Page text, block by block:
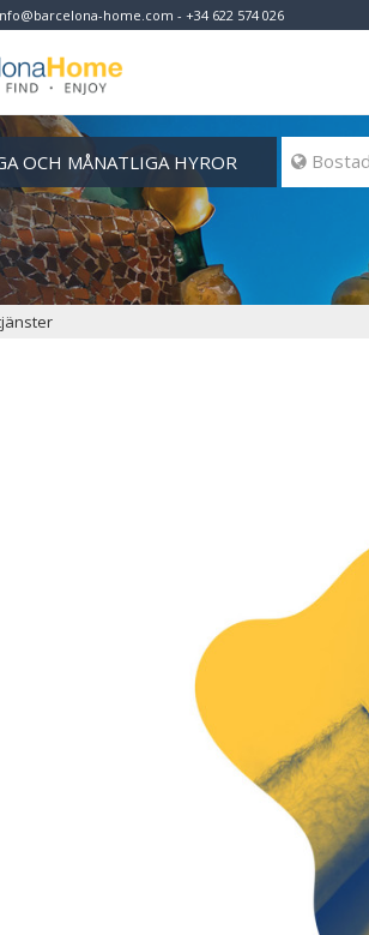
home.com - +34 622 574 026
OCH MÅNATLIGA HYROR  Bostad